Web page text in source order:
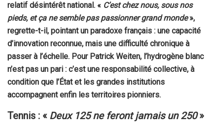
relatif désintérêt national. « C’est chez nous, sous nos
pieds, et ça ne semble pas passionner grand monde»,
regrette-t-il, pointant un paradoxe français : une capacité
d’innovation reconnue, mais une difficulté chronique à
passer à l’échelle. Pour Patrick Weiten, l’hydrogène blanc
n’est pas un pari : c’est une responsabilité collective, à
condition que l’État et les grandes institutions
accompagnent enfin les territoires pionniers.
Tennis : « Deux 125 ne feront jamais un 250»